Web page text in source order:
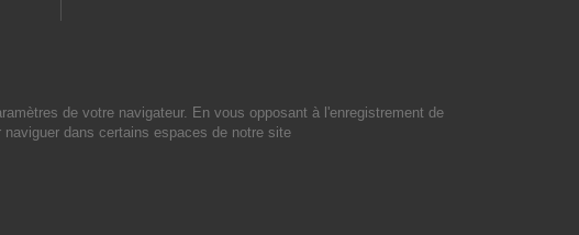
de votre navigateur. En vous opposant à l'enregistrement de
dans certains espaces de notre site